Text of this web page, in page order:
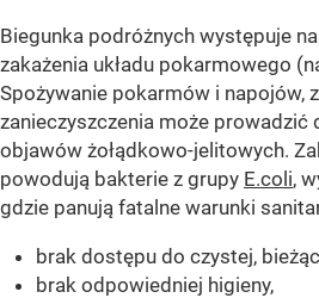
Biegunka podróżnych występuje
zakażenia układu pokarmowego
Spożywanie pokarmów i napojów,
zanieczyszczenia może prowadzić
objawów żołądkowo-jelitowych.
powodują bakterie z grupy E.coli,
gdzie panują fatalne warunki
brak dostępu do czystej,
brak odpowiedniej higieny,